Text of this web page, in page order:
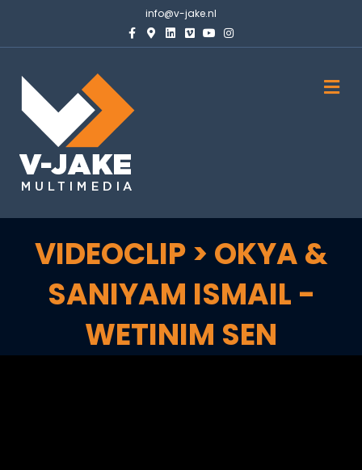
info@v-jake.nl
Facebook
Google-maps
LinkedinVimeoYoutubeInstagram
VIDEOCLIP > OKYA &
SANIYAM ISMAIL -
WETINIM SEN